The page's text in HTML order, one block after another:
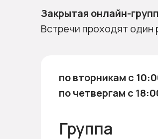
Закрытая онлайн-
Встречи проходят один
Группа
по вторникам с
по четвергам с